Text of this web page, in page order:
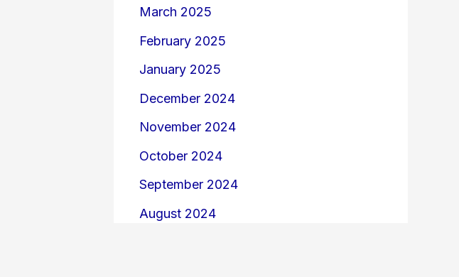
March 2025
February 2025
January 2025
December 2024
November 2024
October 2024
September 2024
August 2024